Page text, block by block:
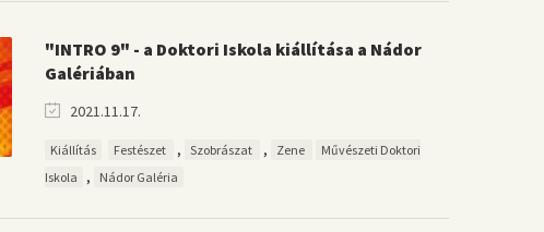
"INTRO 9" - a Doktori Iskola kiállítása a Nádor
Galériában
2021.11.17.
Kiállítás Festészet , Szobrászat , Zene
Művészeti Doktori
Iskola
, Nádor Galéria